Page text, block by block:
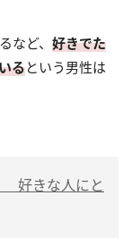
など、 好きでた
るという男性は
好きな人にと